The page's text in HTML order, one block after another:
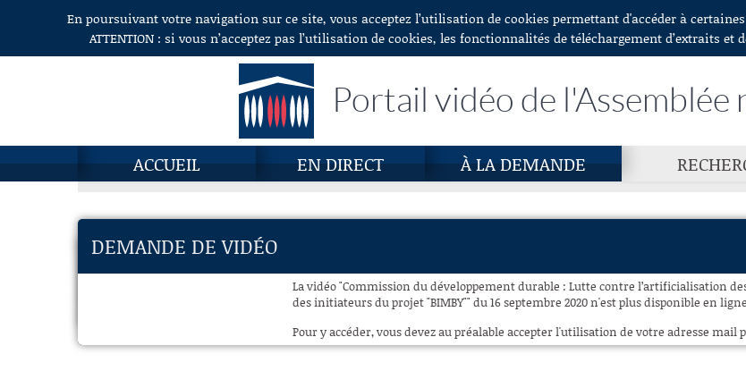
Aller au contenuEn poursuivant votre navigation sur ce site, vous acceptez l’utilisation de cookies permettant d'accéder à
ATTENTION : si vous n’acceptez pas l’utilisation de cookies, les fonctionnalités de téléchargement d’extraits et
Portail vidéo de l'Assemblée
ACCUEIL EN DIRECT À LA DEMANDE
DEMANDE DE VIDÉO
La vidéo "Commission du développement durable : Lutte contre l’artificialisation
des initiateurs du projet "BIMBY"" du 16 septembre 2020 n'est plus disponible en
Pour y accéder, vous devez au préalable accepter l'utilisation de votre adresse mail